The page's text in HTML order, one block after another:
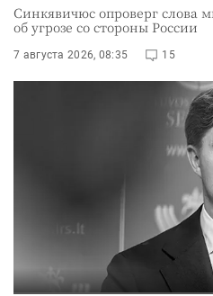
Синкявичюс опроверг слова
об угрозе со стороны России
7 августа 2026, 08:35 15